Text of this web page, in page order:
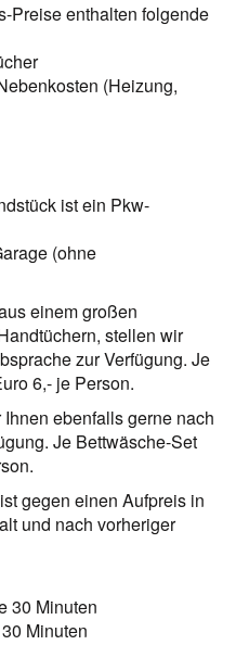
Preise enthalten folgende
(Heizung,
ist ein Pkw-
(ohne
einem großen
stellen wir
zur Verfügung. Je
6,- je Person.
ebenfalls gerne nach
Je Bettwäsche-Set
gegen einen Aufpreis in
und nach vorheriger
30 Minuten
Minuten